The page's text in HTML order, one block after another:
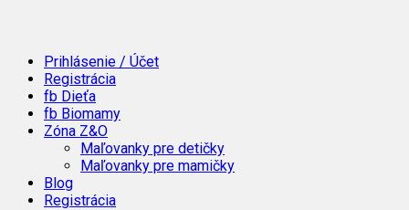
Prihlásenie / Účet
Registrácia
fb Dieťa
fb Biomamy
Zóna Z&O
Maľovanky pre detičky
Maľovanky pre mamičky
Blog
Registrácia